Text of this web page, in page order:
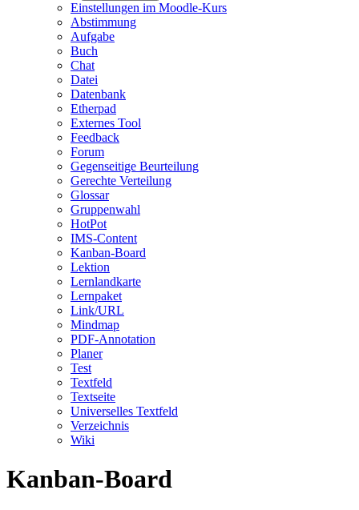
Einstellungen im Moodle-Kurs
Abstimmung
Aufgabe
Buch
Chat
Datei
Datenbank
Etherpad
Externes Tool
Feedback
Forum
Gegenseitige Beurteilung
Gerechte Verteilung
Glossar
Gruppenwahl
HotPot
IMS-Content
Kanban-Board
Lektion
Lernlandkarte
Lernpaket
Link/URL
Mindmap
PDF-Annotation
Planer
Test
Textfeld
Textseite
Universelles Textfeld
Verzeichnis
Wiki
Kanban-Board